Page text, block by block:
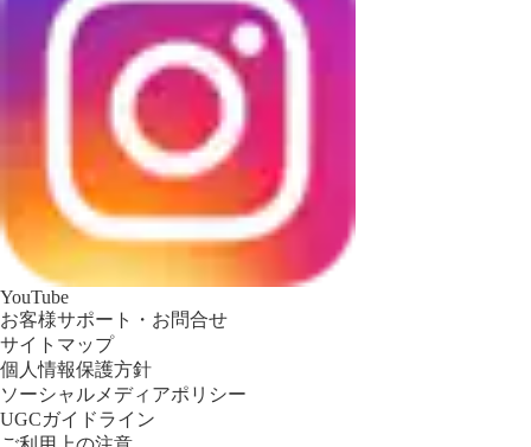
YouTube
お客様サポート・お問合せ
サイトマップ
個人情報保護方針
ソーシャルメディアポリシー
UGCガイドライン